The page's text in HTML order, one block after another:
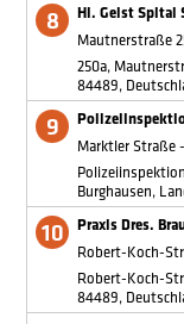
Hl. Geist Spital
Mautnerstraße
250a,
84489,
Marktler Straße
Burghausen,
Praxis Dres.
Robert-Koch-
Robert-Koch-
84489,